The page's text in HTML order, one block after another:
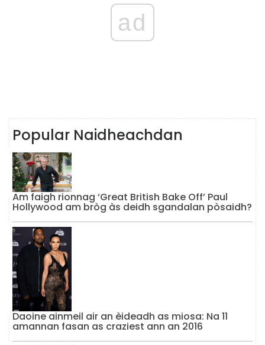
ad
Popular Naidheachdan
Am faigh rionnag ‘Great British Bake Off’ Paul
Hollywood am bròg às deidh sgandalan pòsaidh?
Daoine ainmeil air an èideadh as miosa: Na 11
amannan fasan as craziest ann an 2016